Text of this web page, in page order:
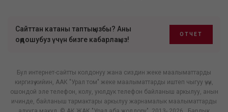
Сайттан катаны таптыңызбы? Аны
оңдошубуз үчүн бизге кабарлаңыз!
ОТЧЕТ
Бул интернет-сайтты колдонуу жана сиздин жеке маалыматтарды
киргизүү кийин, ААК "Урал том" жеке маалыматтарды иштеп чыгуу үчүн,
ошондой эле телефон, колу, уюлдук телефон байланыш аркылуу, анын
ичинде, байланыш тармактары аркылуу жарнамалык маалыматтарды